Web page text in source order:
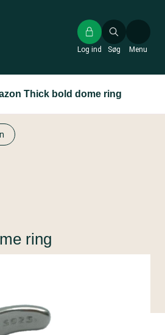
Søg
Log ind Menu
Thick bold dome ring
ring